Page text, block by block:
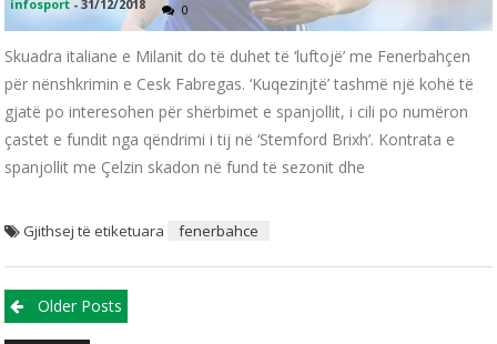
infosport -31/12/2018 0
Skuadra italiane e Milanit do të duhet të ‘luftojë’ me Fenerbahçen
për nënshkrimin e Cesk Fabregas. ‘Kuqezinjtë’ tashmë një kohë të
gjatë po interesohen për shërbimet e spanjollit, i cili po numëron
çastet e fundit nga qëndrimi i tij në ‘Stemford Brixh’. Kontrata e
spanjollit me Çelzin skadon në fund të sezonit dhe
Gjithsej të etiketuara fenerbahce
Posts navigation
Older Posts